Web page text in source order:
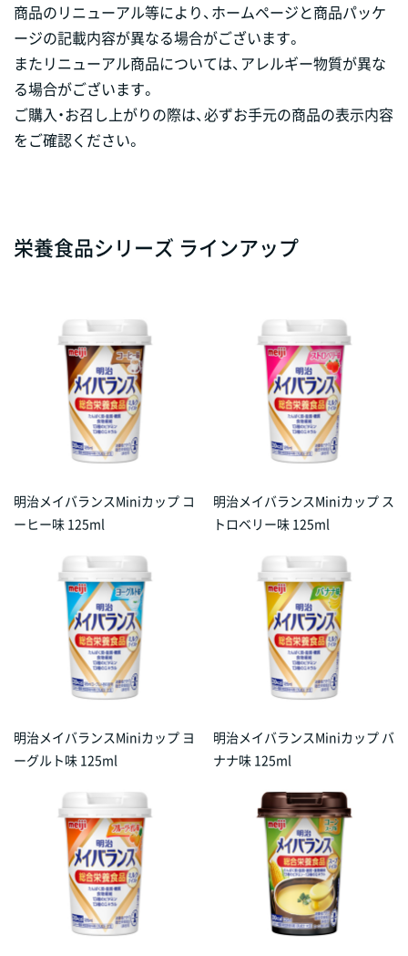
商品のリニューアル等により、ホームページと商品パッケ
ージの記載内容が異なる場合がございます。
またリニューアル商品については、アレルギー物質が異な
る場合がございます。
ご購入・お召し上がりの際は、必ずお手元の商品の表示内容
をご確認ください。
栄養食品シリーズ ラインアップ
明治メイバランスMiniカップ コ
ーヒー味 125ml
明治メイバランスMiniカップ ス
トロベリー味 125ml
明治メイバランスMiniカップ ヨ
ーグルト味 125ml
明治メイバランスMiniカップ バ
ナナ味 125ml